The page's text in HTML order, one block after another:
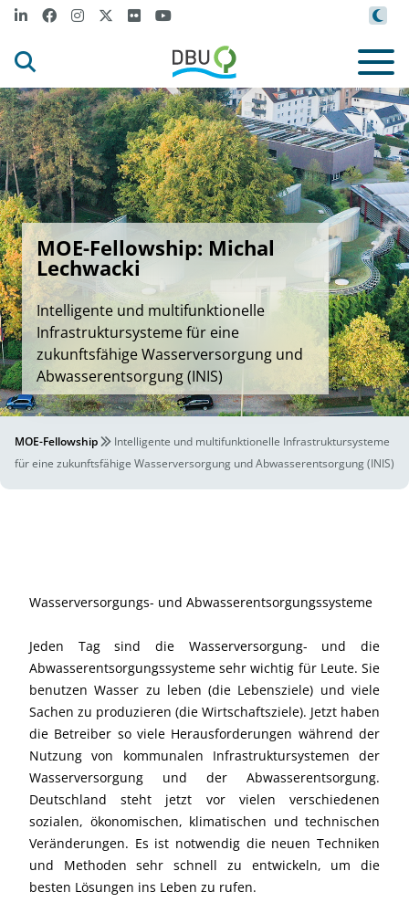
MOE-Fellowship: Michal
Lechwacki
Intelligente und multifunktionelle
Infrastruktursysteme für eine
zukunftsfähige Wasserversorgung und
Abwasserentsorgung (INIS)
MOE-Fellowship
Intelligente und multifunktionelle Infrastruktursysteme
für eine zukunftsfähige Wasserversorgung und Abwasserentsorgung (INIS)
Wasserversorgungs- und Abwasserentsorgungssysteme
Jeden Tag sind die Wasserversorgung- und die
Abwasserentsorgungssysteme sehr wichtig für Leute. Sie
benutzen Wasser zu leben (die Lebensziele) und viele
Sachen zu produzieren (die Wirtschaftsziele). Jetzt haben
die Betreiber so viele Herausforderungen während der
Nutzung von kommunalen Infrastruktursystemen der
Wasserversorgung und der Abwasserentsorgung.
Deutschland steht jetzt vor vielen verschiedenen
sozialen, ökonomischen, klimatischen und technischen
Veränderungen. Es ist notwendig die neuen Techniken
und Methoden sehr schnell zu entwickeln, um die
besten Lösungen ins Leben zu rufen.